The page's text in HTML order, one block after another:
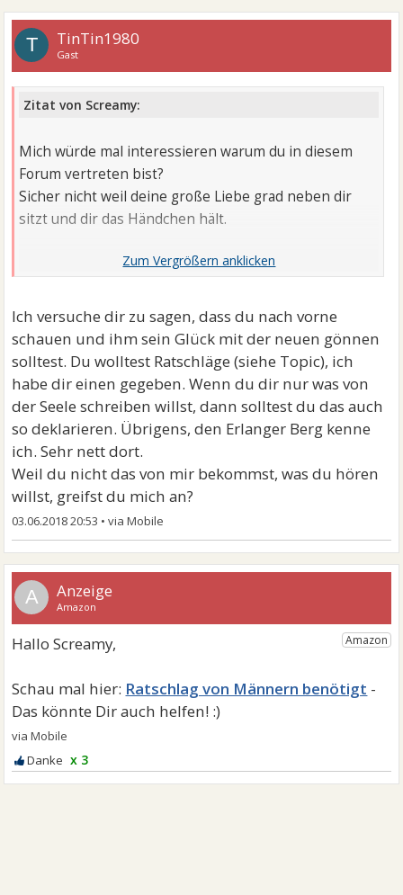
T TinTin1980
Gast
Zitat von Screamy:
Mich würde mal interessieren warum du in diesem
Forum vertreten bist?
Sicher nicht weil deine große Liebe grad neben dir
sitzt und dir das Händchen hält.
Das Forum ist mitunter dazu da sich auch einfach mal
schon. Was du machst ist drauf rumhacken.
Ich versuche dir zu sagen, dass du nach vorne
schauen und ihm sein Glück mit der neuen gönnen
solltest. Du wolltest Ratschläge (siehe Topic), ich
habe dir einen gegeben. Wenn du dir nur was von
der Seele schreiben willst, dann solltest du das auch
so deklarieren. Übrigens, den Erlanger Berg kenne
ich. Sehr nett dort.
Weil du nicht das von mir bekommst, was du hören
willst, greifst du mich an?
03.06.2018 20:53 •
A
Ratschlag von Männern benötigt
x 3